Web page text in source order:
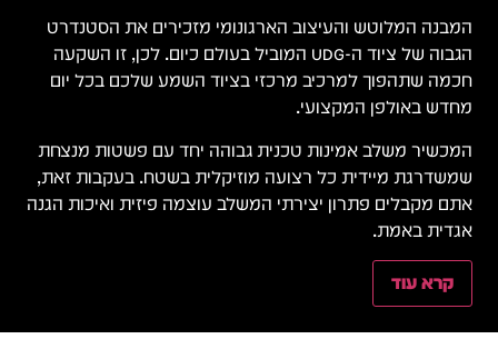
המבנה המלוטש והעיצוב הארגונומי מזכירים את הסטנדרט
הגבוה של ציוד ה-UDG המוביל בעולם כיום. לכן, זו השקעה
חכמה שתהפוך למרכיב מרכזי בציוד השמע שלכם בכל יום
מחדש באולפן המקצועי.
המכשיר משלב אמינות טכנית גבוהה יחד עם פשטות מנצחת
שמשדרגת מיידית כל רצועה מוזיקלית בשטח. בעקבות זאת,
אתם מקבלים פתרון יצירתי המשלב עוצמה פיזית ואיכות הגנה
אגדית באמת.
קרא עוד